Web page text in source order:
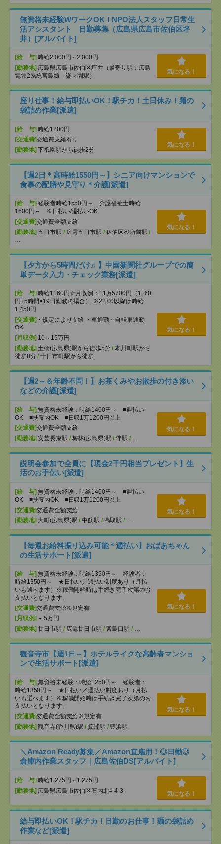
無資格未経験WワークOK！NPO法人スタッフ日常生
活アシスタント 日勤募集（広島県広島市佐伯区坪
井）[アルバイト]
[給 与] 時給2,000円～2,000円
[勤務地] 広島県広島市佐伯区坪井（最寄り駅：広島
電鉄2系統宮島線 楽々園駅）
気になる！
座り仕事！給与即払いOK！駅チカ！土日休み！麺の
袋詰め作業[派遣]
[給 与] 時給1200円
[交通費]交通費支給有り
[勤務地] 下祇園駅から徒歩2分
気になる！
【週2日＊高時給1550円～】シニア向けマンションで
食事の配膳や見守り＊介護[派遣]
[給 与] 経験者時給1550円～ 介護福祉士時給
1600円～ ※日払い/週払いOK
[交通費]交通費全額支給
[勤務地] 五日市駅 / 広電五日市駅 / 佐伯区役所前駅 /
…
気になる！
【夕方から5時間だけ♬】中国新聞社グループでの簡
単データ入力・チェック業務[派遣]
[給 与] 時給1160円☆月収例：11万5700円（1160
円×5時間×19日勤務の場合） ※22:00以降は時給
1,450円
[交通費] ・規定により支給 ・車通勤・自転車通勤
OK
[月収例] 10～15万円
[勤務地] 土橋(広島県)駅から徒歩5分 / 本川町駅から
徒歩8分 / 十日市町駅から徒歩
気になる！
【週2～＆年齢不問！】お茶くみやお散歩の付き添い
などの介護[派遣]
[給 与] 無資格未経験：時給1400円～ ■週払い
OK ■扶養内OK ■日収1万1200円以上
[交通費]交通費全額支給
[勤務地] 安芸長束駅 / 梅林(広島県)駅 / 伴駅 / …
気になる！
説明会参加で全員に【現金2千円相当プレゼント】生
活のお手伝い[派遣]
[給 与] 無資格未経験：時給1400円～ ■週払い
OK ■扶養内OK ■日収1万1200円以上
[交通費]交通費全額支給
[勤務地] 大町(広島県)駅 / 中筋駅 / 高取駅 / …
気になる！
【毎週お給料振り込み可能＊週払い】おばあちゃん
の生活サポート[派遣]
[給 与] 無資格未経験：時給1350円～ 経験者：
時給1350円～ ★日払い／週払い制度あり（月払
いも選べます）※稼働開始時は手続き完了次第のお
支払いとなります。
[交通費]交通費支給※規定有
[月収例] ～5万円
[勤務地] 廿日市駅 / 広電廿日市駅 / 宮島口駅 / …
気になる！
観音寺市【週1日～】ホテルライクな高齢者マンショ
ンで生活サポート[派遣]
[給 与] 無資格未経験：時給1250円～ 経験者：
時給1350円～ ★日払い／週払い制度あり（月払
いも選べます）※稼働開始時は手続き完了次第のお
支払いとなります。
[交通費]交通費全額支給※規定有
[勤務地] 観音寺(香川県)駅 / 箕浦駅 / 豊浜駅
気になる！
＼Amazon Ready募集／Amazon直雇用！◎日勤◎
倉庫内作業スタッフ｜広島佐伯DS[アルバイト]
[給 与] 時給1,275円～1,275円
[勤務地] 広島県広島市佐伯区石内北4-4-3 気になる！
給与即払いOK！駅チカ！日勤のお仕事！麺の袋詰め
作業など[派遣]